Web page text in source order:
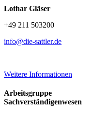
Lothar Gläser
+49 211 503200
info@die-sattler.de
Weitere Informationen
Arbeitsgruppe
Sachverständigenwesen